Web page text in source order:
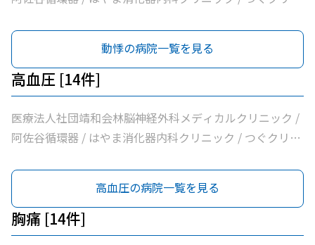
人社団昇陽会阿佐谷すずき診療所 / 長沼内科 / 医療法人社
団明笙会たけうち内科 / 医療法人社団成宗診療所 / 今関医
院 / 医療法人社団蘭松会蘭松医院 / 医療法人社団成東会松
浦整形外科内科 / シャレール荻窪前やすだクリニック
動悸の病院一覧を見る
高血圧 [14件]
医療法人社団靖和会林脳神経外科メディカルクリニック /
阿佐谷循環器 / はやま消化器内科クリニック / つぐクリニ
人社団昇陽会阿佐谷すずき診療所 / 長沼内科 / 医療法人社
団明笙会たけうち内科 / 医療法人社団成宗診療所 / 今関医
院 / 医療法人社団蘭松会蘭松医院 / 医療法人社団成東会松
浦整形外科内科 / シャレール荻窪前やすだクリニック
高血圧の病院一覧を見る
胸痛 [14件]